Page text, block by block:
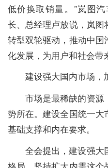
低价换取销量。”岚图
长、总经理卢放说，岚
转型双轮驱动，推动中
化发展，为用户和社会带
建设强大国内市场，
市场是最稀缺的资
势所在。建设全国统一
基础支撑和内在要求。
全会提出，建设强大